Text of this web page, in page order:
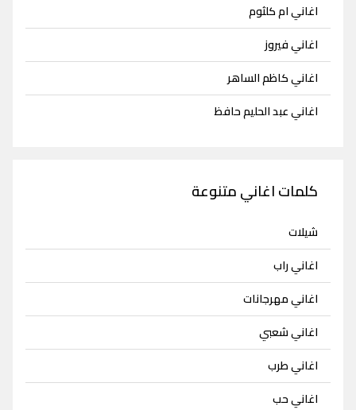
اغاني ام كلثوم
اغاني فيروز
اغاني كاظم الساهر
اغاني عبد الحليم حافظ
كلمات اغاني متنوعة
شيلات
اغاني راب
اغاني مهرجانات
اغاني شعبي
اغاني طرب
اغاني حب